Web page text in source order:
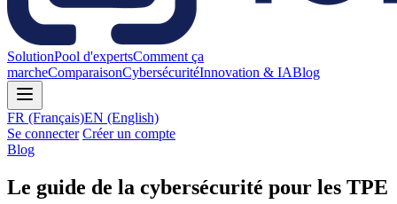
SolutionPool d'expertsComment ça
marcheComparaisonCybersécuritéInnovation & IABlog
FR (Français)EN (English)
Se connecter Créer un compte
Blog
Le guide de la cybersécurité pour les TPE